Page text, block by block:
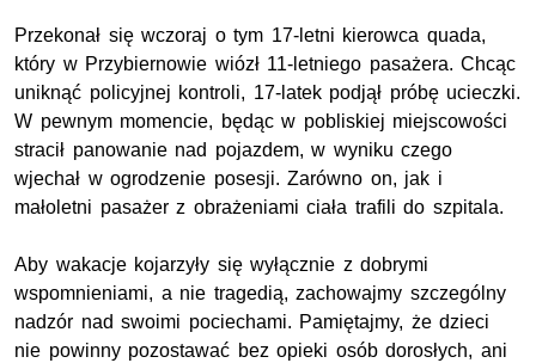
Przekonał się wczoraj o tym 17-letni kierowca quada,
który w Przybiernowie wiózł 11-letniego pasażera. Chcąc
uniknąć policyjnej kontroli, 17-latek podjął próbę ucieczki.
W pewnym momencie, będąc w pobliskiej miejscowości
stracił panowanie nad pojazdem, w wyniku czego
wjechał w ogrodzenie posesji. Zarówno on, jak i
małoletni pasażer z obrażeniami ciała trafili do szpitala.
Aby wakacje kojarzyły się wyłącznie z dobrymi
wspomnieniami, a nie tragedią, zachowajmy szczególny
nadzór nad swoimi pociechami. Pamiętajmy, że dzieci
nie powinny pozostawać bez opieki osób dorosłych, ani